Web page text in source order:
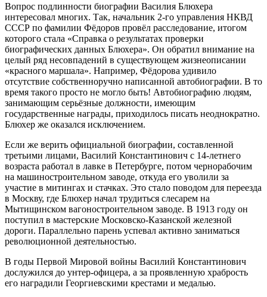
Вопрос подлинности биографии Василия Блюхера
интересовал многих. Так, начальник 2-го управления НКВД
СССР по фамилии Фёдоров провёл расследование, итогом
которого стала «Справка о результатах проверки
биографических данных Блюхера». Он обратил внимание на
целый ряд несовпадений в существующем жизнеописании
«красного маршала». Например, Фёдорова удивило
отсутствие собственноручно написанной автобиографии. В то
время такого просто не могло быть! Автобиографию людям,
занимающим серьёзные должности, имеющим
государственные награды, приходилось писать неоднократно.
Блюхер же оказался исключением.
Если же верить официальной биографии, составленной
третьими лицами, Василий Константинович с 14-летнего
возраста работал в лавке в Петербурге, потом чернорабочим
на машиностроительном заводе, откуда его уволили за
участие в митингах и стачках. Это стало поводом для переезда
в Москву, где Блюхер начал трудиться слесарем на
Мытищинском вагоностроительном заводе. В 1913 году он
поступил в мастерские Московско-Казанской железной
дороги. Параллельно парень успевал активно заниматься
революционной деятельностью.
В годы Первой Мировой войны Василий Константинович
дослужился до унтер-офицера, а за проявленную храбрость
его наградили Георгиевскими крестами и медалью.